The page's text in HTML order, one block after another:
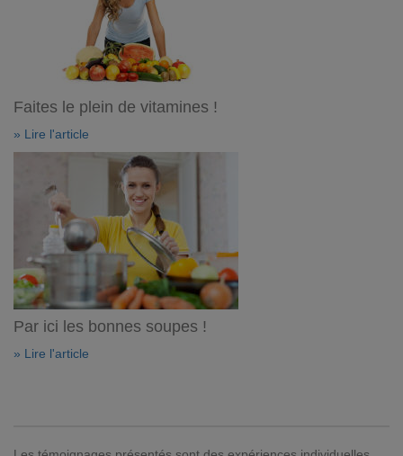
Faites le plein de vitamines !
» Lire l'article
Par ici les bonnes soupes !
» Lire l'article